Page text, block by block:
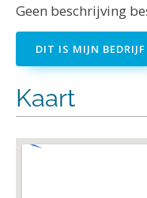
Geen beschrijving
DIT IS MIJN BEDRIJF
Kaart